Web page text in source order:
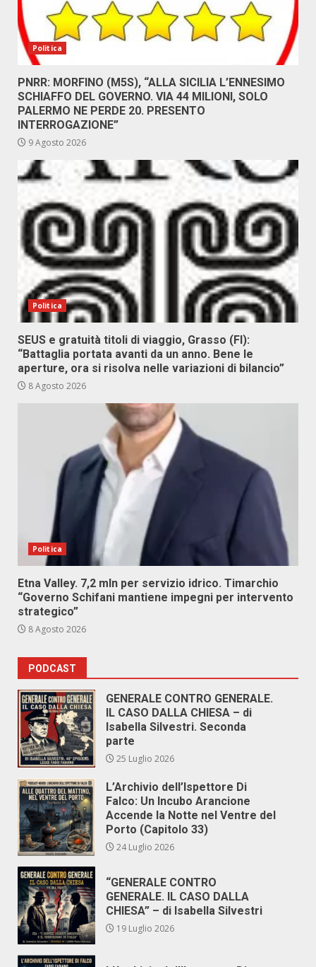
Politica
PNRR: MORFINO (M5S), “ALLA SICILIA L’ENNESIMO
SCHIAFFO DEL GOVERNO. VIA 44 MILIONI, SOLO
PALERMO NE PERDE 20. PRESENTO
INTERROGAZIONE”
9 Agosto 2026
Politica
SEUS e gratuità titoli di viaggio, Grasso (FI):
“Battaglia portata avanti da un anno. Bene le
aperture, ora si risolva nelle variazioni di bilancio”
8 Agosto 2026
Politica
Etna Valley. 7,2 mln per servizio idrico. Timarchio
“Governo Schifani mantiene impegni per intervento
strategico”
8 Agosto 2026
PODCAST
GENERALE CONTRO GENERALE.
IL CASO DALLA CHIESA – di
Isabella Silvestri. Seconda
parte
25 Luglio 2026
L’Archivio dell’Ispettore Di
Falco: Un Incubo Arancione
Accende la Notte nel Ventre del
Porto (Capitolo 33)
24 Luglio 2026
“GENERALE CONTRO
GENERALE. IL CASO DALLA
CHIESA” – di Isabella Silvestri
19 Luglio 2026